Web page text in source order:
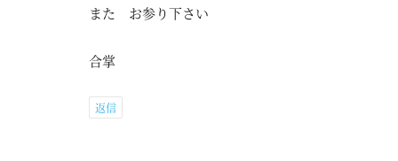
また お参り下さい
合掌
返信